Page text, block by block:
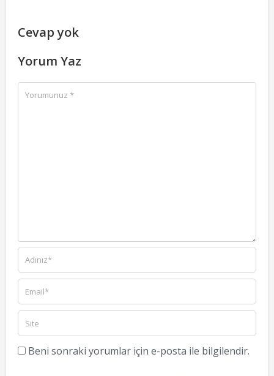
Cevap yok
Yorum Yaz
Beni sonraki yorumlar için e-posta ile bilgilendir.